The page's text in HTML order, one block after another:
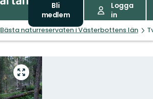
Bli
medlem
Logga
in
Bästa naturreservaten i Västerbottens län
Gå
till
helskärmsläge